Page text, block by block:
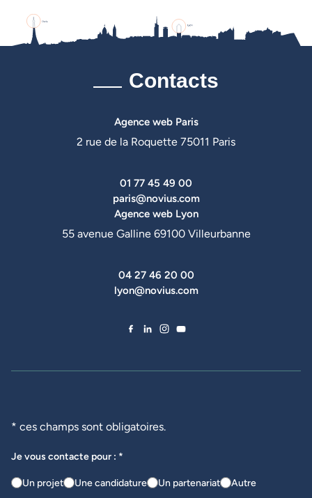
Contacts
Agence web Paris
2 rue de la Roquette 75011 Paris
01 77 45 49 00
paris@novius.com
Agence web Lyon
55 avenue Galline 69100 Villeurbanne
04 27 46 20 00
lyon@novius.com
* ces champs sont obligatoires.
Je vous contacte pour : *
Un projet Une candidature Un partenariat Autre